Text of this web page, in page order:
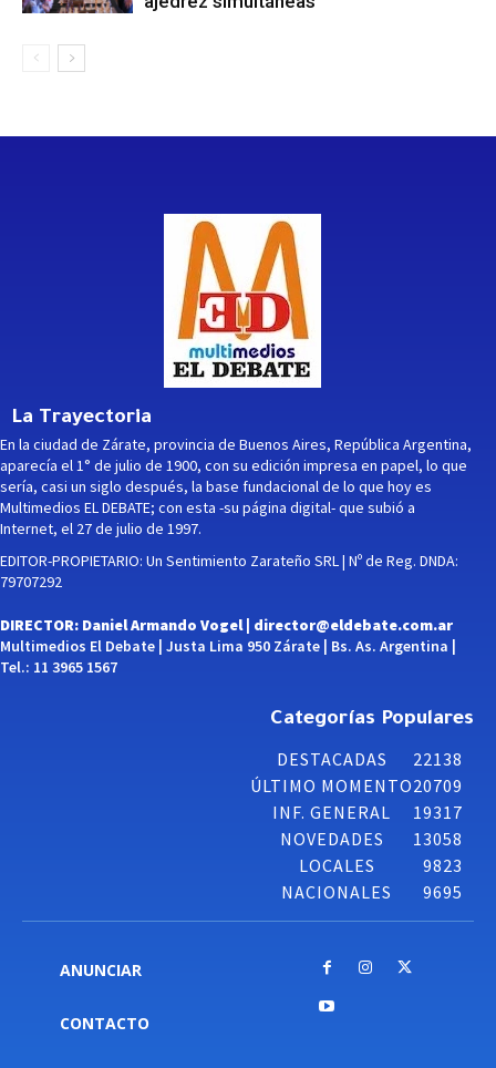
La Trayectoria
En la ciudad de Zárate, provincia de Buenos Aires, República Argentina,
aparecía el 1° de julio de 1900, con su edición impresa en papel, lo que
sería, casi un siglo después, la base fundacional de lo que hoy es
Multimedios EL DEBATE; con esta -su página digital- que subió a
Internet, el 27 de julio de 1997.
EDITOR-PROPIETARIO: Un Sentimiento Zarateño SRL | Nº de Reg. DNDA:
79707292
DIRECTOR: Daniel Armando Vogel | director@eldebate.com.ar
Multimedios El Debate | Justa Lima 950 Zárate | Bs. As. Argentina |
Tel.: 11 3965 1567
Categorías Populares
DESTACADAS
22138
ÚLTIMO MOMENTO20709
INF. GENERAL
19317
NOVEDADES
13058
LOCALES
9823
NACIONALES
9695
ANUNCIAR
CONTACTO